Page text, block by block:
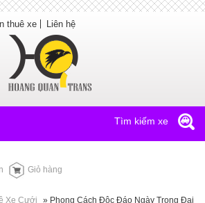
thuê xe Liên hệ
Tìm kiếm xe
Giỏ hàng
Xe Cưới » Phong Cách Độc Đáo Ngày Trọng Đại